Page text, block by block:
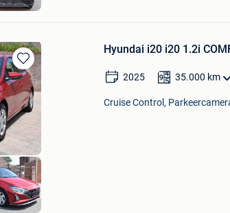
Bewaren
in
Mijn
Favorieten
Hyundai i20 i20 1.2i
2025 35.000 km
Cruise Control,